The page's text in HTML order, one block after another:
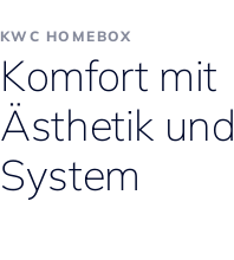
KWC HOMEBOX
Komfort mit
Ästhetik und
System